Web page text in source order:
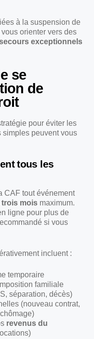
à la suspension de
orienter vers des
exceptionnels
se
de
pour éviter les
peuvent vous
tous les
CAF tout événement
trois mois maximum.
ligne pour plus de
si vous
incluent :
temporaire
familiale
séparation, décès)
(nouveau contrat,
revenus du